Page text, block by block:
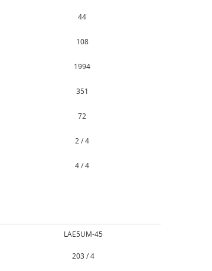
44
108
1994
351
72
2 / 4
4 / 4
LAE5UM-45
203 / 4